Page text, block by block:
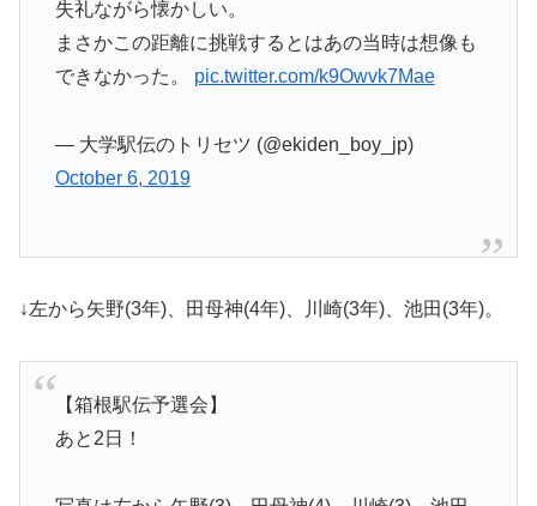
失礼ながら懐かしい。
まさかこの距離に挑戦するとはあの当時は想像も
できなかった。 pic.twitter.com/k9Owvk7Mae
— 大学駅伝のトリセツ (@ekiden_boy_jp)
October 6, 2019
↓左から矢野(3年)、田母神(4年)、川崎(3年)、池田(3年)。
【箱根駅伝予選会】
あと2日！